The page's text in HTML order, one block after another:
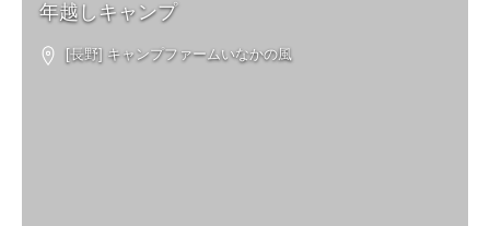
年越しキャンプ
[長野] キャンプファームいなかの風